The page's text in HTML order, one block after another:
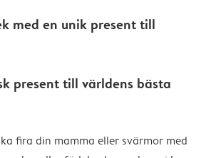
med en unik present till
present till världens bästa
fira din mamma eller svärmor med